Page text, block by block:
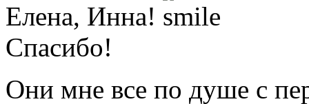
Елена, Инна!
Спасибо!
Они мне все по душе с